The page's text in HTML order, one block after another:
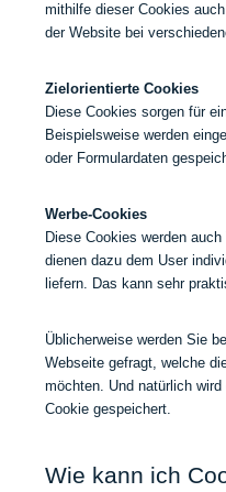
mithilfe dieser Cookies
der Website bei
Zielorientierte Cookies
Diese Cookies sorgen für
Beispielsweise werden
oder Formulardaten
Werbe-Cookies
Diese Cookies werden
dienen dazu dem User
liefern. Das kann sehr
Üblicherweise werden Sie
Webseite gefragt, welche
möchten. Und natürlich
Cookie gespeichert.
Wie kann ich